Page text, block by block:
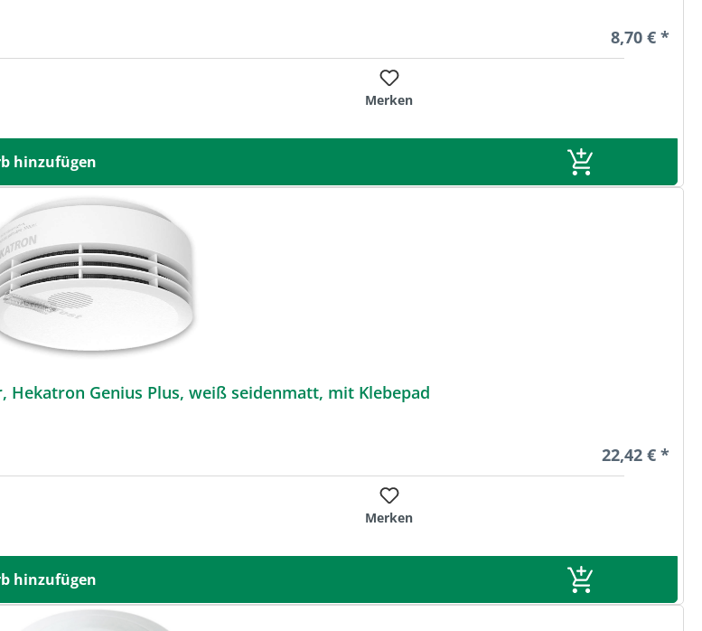
Regulärer
8,70 € *
Merken
hinzufügen
Hekatron Genius Plus, weiß seidenmatt, mit Klebepad
Regulärer
22,42 € *
Merken
hinzufügen